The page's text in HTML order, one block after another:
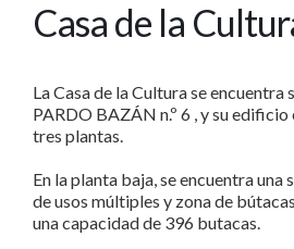
Casa de la
La Casa de la Cultura se encuentra
PARDO BAZÁN n.º 6 , y su
tres plantas.
En la planta baja, se encuentra una
de usos múltiples y zona de
una capacidad de 396 butacas.